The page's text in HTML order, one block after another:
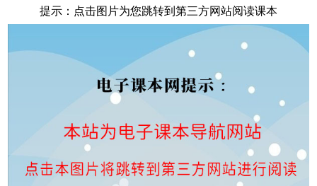
提示：点击图片为您跳转到第三方网站阅读课本